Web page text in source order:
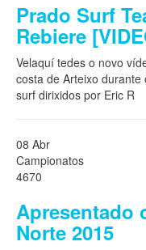
Prado Surf
Rebiere
Velaquí tedes o novo
costa de Arteixo
surf dirixidos por Eric R
08 Abr
Campionatos
4670
Apresentado
Norte 2015